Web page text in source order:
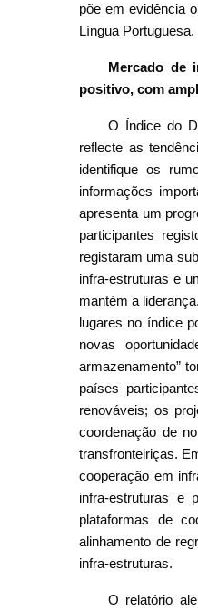
põe em evidência
Língua Portuguesa.
Mercado de
positivo, com
O Índice do
reflecte as
identifique os
informações
apresenta um
participantes
registaram uma
infra-estruturas e
mantém a
lugares no índice
novas
armazenamento”
países
renováveis; os
coordenação de
transfronteiriças.
cooperação em
infra-estruturas e
plataformas de
alinhamento de
infra-estruturas.
O relatório